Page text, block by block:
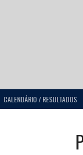
CALENDÁRIO / RESULTADOS